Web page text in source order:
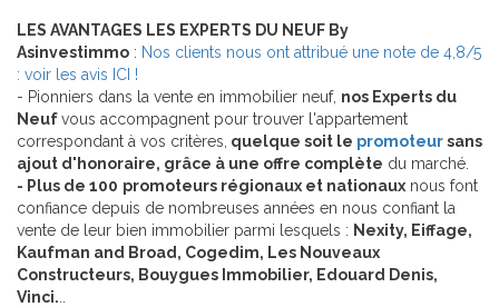
LES AVANTAGES LES EXPERTS DU NEUF By
Asinvestimmo : Nos clients nous ont attribué une note de 4,8/5
: voir les avis ICI !
- Pionniers dans la vente en immobilier neuf, nos Experts du
Neufvous accompagnent pour trouver l'appartement
correspondant à vos critères, quelque soit le promoteursans
ajout d'honoraire, grâce à une offre complète du marché.
- Plus de 100 promoteurs régionaux et nationaux nous font
confiance depuis de nombreuses années en nous confiant la
vente de leur bien immobilier parmi lesquels : Nexity, Eiffage,
Kaufman and Broad, Cogedim, Les Nouveaux
Constructeurs, Bouygues Immobilier, Edouard Denis,
Vinci.